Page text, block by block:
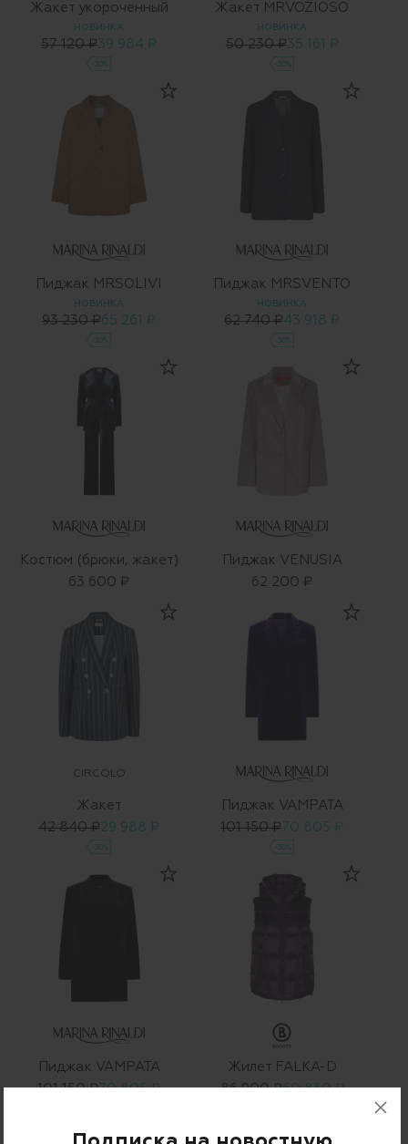
Жакет укороченный
НОВИНКА
57 120 ₽39 984 ₽
-30%
Жакет MRVOZIOSO
НОВИНКА
50 230 ₽ 35 161 ₽
-30%
Пиджак MRSOLIVI
НОВИНКА
93 230 ₽65 261 ₽
-30%
Пиджак MRSVENTO
НОВИНКА
62 740 ₽43 918 ₽
-30%
Костюм (брюки, жакет)
63 600 ₽
Пиджак VENUSIA
62 200 ₽
CIRCOLO
Жакет
42 840 ₽29 988 ₽
-30%
Пиджак VAMPATA
101 150 ₽70 805 ₽
-30%
Пиджак VAMPATA
101 150 ₽70 805 ₽
Жилет FALKA-D
86 900 ₽60 830 ₽